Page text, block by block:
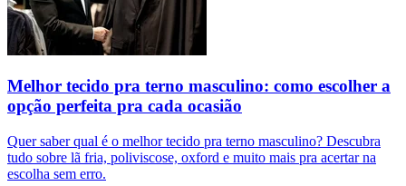
Melhor tecido pra terno masculino: como escolher a
opção perfeita pra cada ocasião
Quer saber qual é o melhor tecido pra terno masculino? Descubra
tudo sobre lã fria, poliviscose, oxford e muito mais pra acertar na
escolha sem erro.